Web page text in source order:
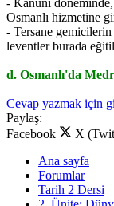
- Kanuni
Osmanlı hizmetine
- Tersane
leventler burada
d. Osmanlı'da
Cevap yazmak için
Paylaş:
Facebook
X
Ana sayfa
Forumlar
Tarih 2 Dersi